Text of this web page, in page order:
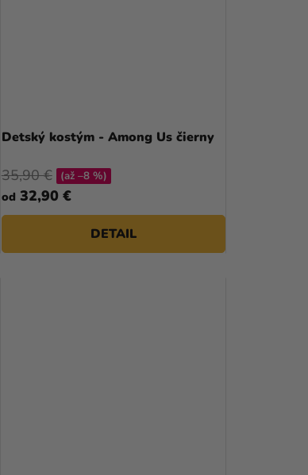
D
U
K
T
V
Detský kostým - Among Us čierny
od 32,90 €
35,90 € (až –8 %)
DETAIL